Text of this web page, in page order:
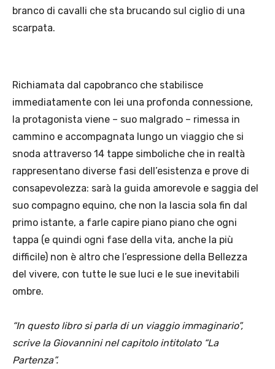
branco di cavalli che sta brucando sul ciglio di una
scarpata.
Richiamata dal capobranco che stabilisce
immediatamente con lei una profonda connessione,
la protagonista viene – suo malgrado – rimessa in
cammino e accompagnata lungo un viaggio che si
snoda attraverso 14 tappe simboliche che in realtà
rappresentano diverse fasi dell’esistenza e prove di
consapevolezza: sarà la guida amorevole e saggia del
suo compagno equino, che non la lascia sola fin dal
primo istante, a farle capire piano piano che ogni
tappa (e quindi ogni fase della vita, anche la più
difficile) non è altro che l’espressione della Bellezza
del vivere, con tutte le sue luci e le sue inevitabili
ombre.
“In questo libro si parla di un viaggio immaginario”,
scrive la Giovannini nel capitolo intitolato “La
Partenza”.